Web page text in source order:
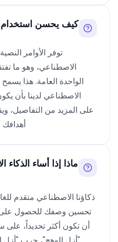
كيف يحسن استخدام
توفر الأوامر
الاصطناعي، وهو ما
الواحدة العامة. هذا يسمح
الاصطناعي لدينا بأن
على المزيد من التفاصيل،
ماذا إذا أساء
ذكاؤنا الاصطناعي متقدم
تحسين وصفك للحصول على
أن تكون أكثر تحديداً، على